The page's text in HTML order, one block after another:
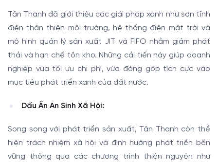
Tân Thanh đã giới thiệu các giải pháp xanh như sơn tĩnh
điện thân thiện môi trường, hệ thống điện mặt trời và
mô hình quản lý sản xuất JIT và FIFO nhằm giảm phát
thải và hạn chế tồn kho. Những cải tiến này giúp doanh
nghiệp vừa tối ưu chi phí, vừa đóng góp tích cực vào
mục tiêu phát triển xanh của đất nước.
Dấu Ấn An Sinh Xã Hội:
Song song với phát triển sản xuất, Tân Thanh còn thể
hiện trách nhiệm xã hội và định hướng phát triển bền
vững thông qua các chương trình thiện nguyện như